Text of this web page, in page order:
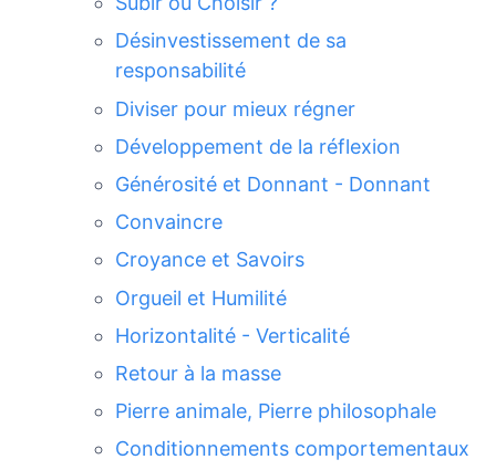
Désinvestissement de sa
responsabilité
Diviser pour mieux régner
Développement de la réflexion
Générosité et Donnant - Donnant
Convaincre
Croyance et Savoirs
Orgueil et Humilité
Horizontalité - Verticalité
Retour à la masse
Pierre animale, Pierre philosophale
Conditionnements comportementaux